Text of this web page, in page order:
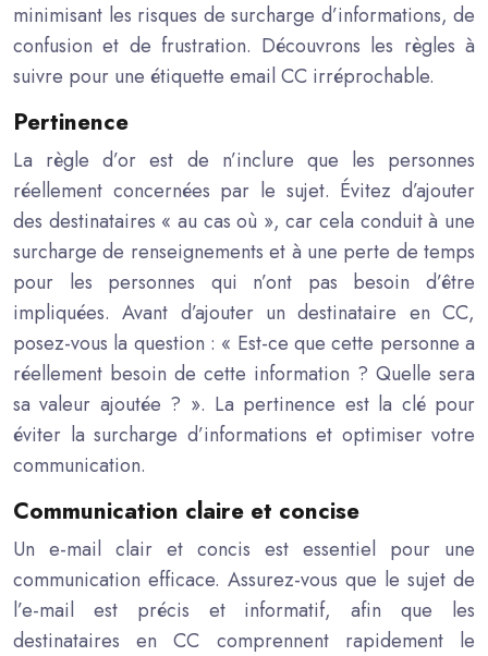
minimisant les risques de surcharge d’informations, de
confusion et de frustration. Découvrons les règles à
suivre pour une étiquette email CC irréprochable.
Pertinence
La règle d’or est de n’inclure que les personnes
réellement concernées par le sujet. Évitez d’ajouter
des destinataires « au cas où », car cela conduit à une
surcharge de renseignements et à une perte de temps
pour les personnes qui n’ont pas besoin d’être
impliquées. Avant d’ajouter un destinataire en CC,
posez-vous la question : « Est-ce que cette personne a
réellement besoin de cette information ? Quelle sera
sa valeur ajoutée ? ». La pertinence est la clé pour
éviter la surcharge d’informations et optimiser votre
communication.
Communication claire et concise
Un e-mail clair et concis est essentiel pour une
communication efficace. Assurez-vous que le sujet de
l’e-mail est précis et informatif, afin que les
destinataires en CC comprennent rapidement le